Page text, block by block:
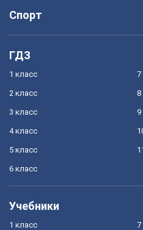
Спорт
ГДЗ
1 класс
2 класс
3 класс
4 класс
5 класс
6 класс
7
8
9
Учебники
1 класс 7